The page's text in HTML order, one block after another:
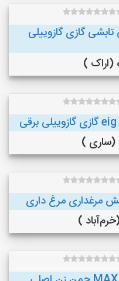
گازی گازوییلی
مرغداری مرغ داری